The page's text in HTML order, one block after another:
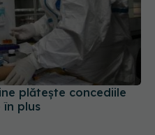
în plus